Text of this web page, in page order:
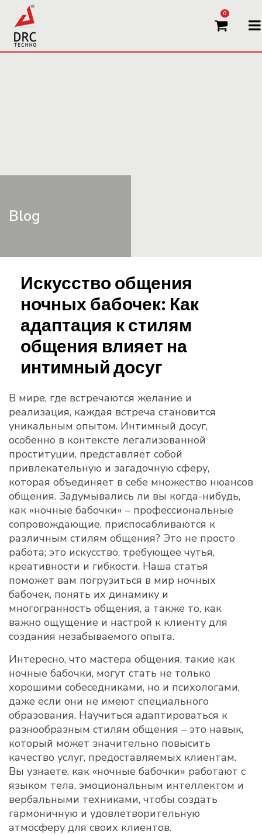
0
Blog
Искусство общения
ночных бабочек: Как
адаптация к стилям
общения влияет на
интимный досуг
В мире, где встречаются желание и
реализация, каждая встреча становится
уникальным опытом. Интимный досуг,
особенно в контексте легализованной
проституции, представляет собой
привлекательную и загадочную сферу,
которая объединяет в себе множество нюансов
общения. Задумывались ли вы когда-нибудь,
как «ночные бабочки» – профессиональные
сопровождающие, приспосабливаются к
различным стилям общения? Это не просто
работа; это искусство, требующее чутья,
креативности и гибкости. Наша статья
поможет вам погрузиться в мир ночных
бабочек, понять их динамику и
многогранность общения, а также то, как
важно ощущение и настрой к клиенту для
создания незабываемого опыта.
Интересно, что мастера общения, такие как
ночные бабочки, могут стать не только
хорошими собеседниками, но и психологами,
даже если они не имеют специального
образования. Научиться адаптироваться к
разнообразным стилям общения – это навык,
который может значительно повысить
качество услуг, предоставляемых клиентам.
Вы узнаете, как «ночные бабочки» работают с
языком тела, эмоциональным интеллектом и
вербальными техниками, чтобы создать
гармоничную и удовлетворительную
атмосферу для своих клиентов.